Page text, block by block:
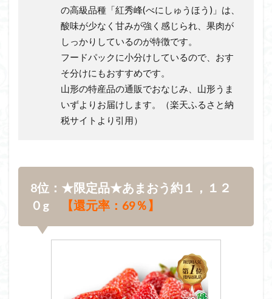
の高級品種「紅秀峰(べにしゅうほう)」は、
酸味が少なく甘みが強く感じられ、果肉が
しっかりしているのが特徴です。
フードパックに小分けしているので、おす
そ分けにもおすすめです。
山形の特産品の通販でおなじみ、山形うま
いずよりお届けします。（楽天ふるさと納
税サイトより引用）
8位：★限定品★あまおう約１，１２
０g
【還元率：69％】